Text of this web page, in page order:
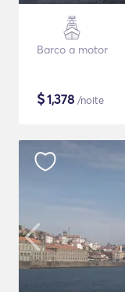
Barco a motor
$1,378 /noite